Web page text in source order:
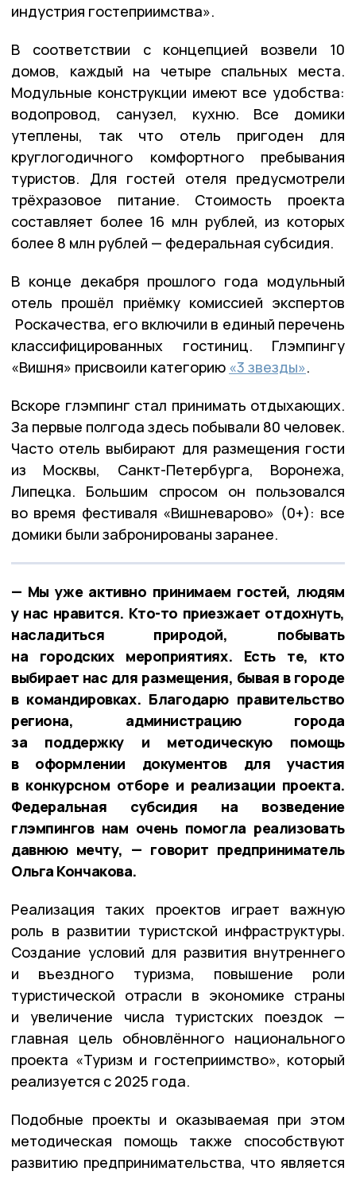
индустрия гостеприимства».
В соответствии с концепцией возвели 10
домов, каждый на четыре спальных места.
Модульные конструкции имеют все удобства:
водопровод, санузел, кухню. Все домики
утеплены, так что отель пригоден для
круглогодичного комфортного пребывания
туристов. Для гостей отеля предусмотрели
трёхразовое питание. Стоимость проекта
составляет более 16 млн рублей, из которых
более 8 млн рублей — федеральная субсидия.
В конце декабря прошлого года модульный
отель прошёл приёмку комиссией экспертов
Роскачества, его включили в единый перечень
классифицированных гостиниц. Глэмпингу
«Вишня» присвоили категорию «3 звезды».
Вскоре глэмпинг стал принимать отдыхающих.
За первые полгода здесь побывали 80 человек.
Часто отель выбирают для размещения гости
из Москвы, Санкт-Петербурга, Воронежа,
Липецка. Большим спросом он пользовался
во время фестиваля «Вишневарово» (0+): все
домики были забронированы заранее.
— Мы уже активно принимаем гостей, людям
у нас нравится. Кто-то приезжает отдохнуть,
насладиться природой, побывать
на городских мероприятиях. Есть те, кто
выбирает нас для размещения, бывая в городе
в командировках. Благодарю правительство
региона, администрацию города
за поддержку и методическую помощь
в оформлении документов для участия
в конкурсном отборе и реализации проекта.
Федеральная субсидия на возведение
глэмпингов нам очень помогла реализовать
давнюю мечту, — говорит предприниматель
Ольга Кончакова.
Реализация таких проектов играет важную
роль в развитии туристской инфраструктуры.
Создание условий для развития внутреннего
и въездного туризма, повышение роли
туристической отрасли в экономике страны
и увеличение числа туристских поездок —
главная цель обновлённого национального
проекта «Туризм и гостеприимство», который
реализуется с 2025 года.
Подобные проекты и оказываемая при этом
методическая помощь также способствуют
развитию предпринимательства, что является